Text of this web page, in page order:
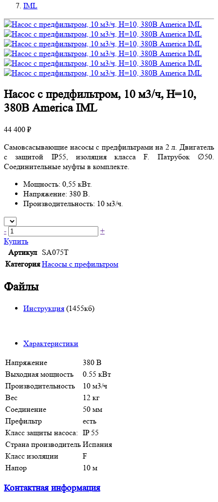
IML
Насос с предфильтром, 10 м3/ч, Н=10,
380В America IML
44 400 ₽
Самовсасывающие насосы с предфильтрами на 2 л. Двигатель
c защитой IP55, изоляция класса F. Патрубок ∅50.
Соединительные муфты в комплекте.
Мощность: 0,55 кВт.
Напряжение: 380 В.
Производительность: 10 м3/ч.
-
+
Купить
Артикул SA075T
Категория Насосы с префильтром
Файлы
Инструкция (1455кб)
Характеристики
Напряжение
380 В
Выходная мощность
0.55 кВт
Производительность
10 м3/ч
Вес
12 кг
Соединение
50 мм
Префильтр
есть
Класс защиты насоса: IP 55
Страна производитель Испания
Класс изоляции
F
Напор
10 м
Контактная информация